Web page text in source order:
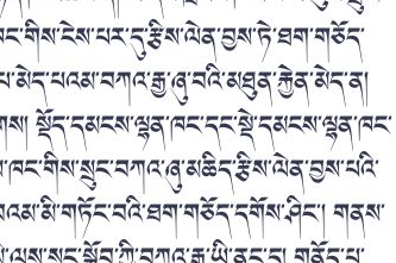
སྡོད་དམངས་ལྷན་ཁང་དང་སྡེ་དམངས་ལྷན་ཁང་
གནས་